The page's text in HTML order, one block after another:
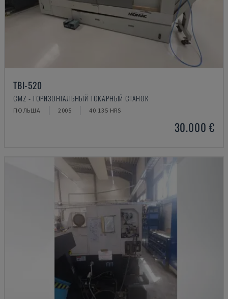
TBI-520
CMZ - ГОРИЗОНТАЛЬНЫЙ ТОКАРНЫЙ СТАНОК
ПОЛЬША 2005 40.135 HRS
30.000 €